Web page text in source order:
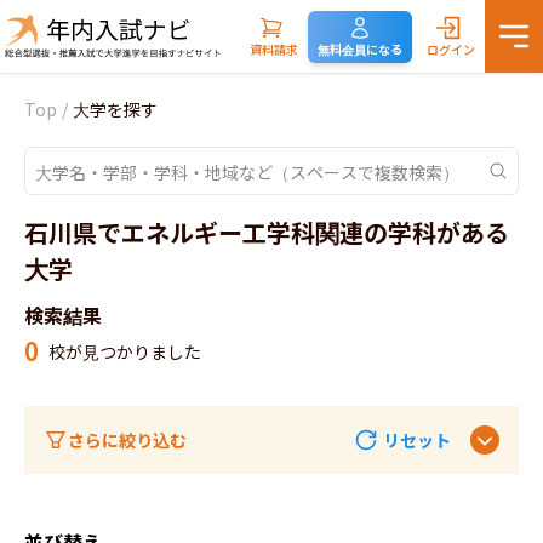
資料請求 無料会員になる ログイン
Top / 大学を探す
石川県でエネルギー工学科関連の学科がある
大学
検索結果
0 校が見つかりました
さらに絞り込む リセット